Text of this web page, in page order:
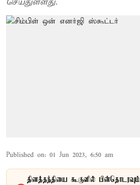
செய்துள்ளது.
Published on: 01 Jun 2023, 6:50 am
தினத்தந்தியை கூகுளில் பின்தொடரவும்